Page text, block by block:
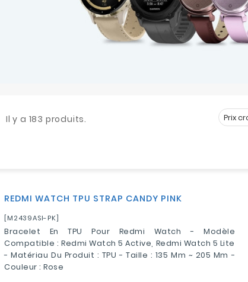
Il y a 183 produits. Prix
REDMI WATCH TPU STRAP CANDY PINK
[M2439ASI-PK]
Bracelet En TPU Pour Redmi Watch - Modèle
Compatible : Redmi Watch 5 Active, Redmi Watch 5 Lite
- Matériau Du Produit : TPU - Taille : 135 Mm ~ 205 Mm -
Couleur : Rose